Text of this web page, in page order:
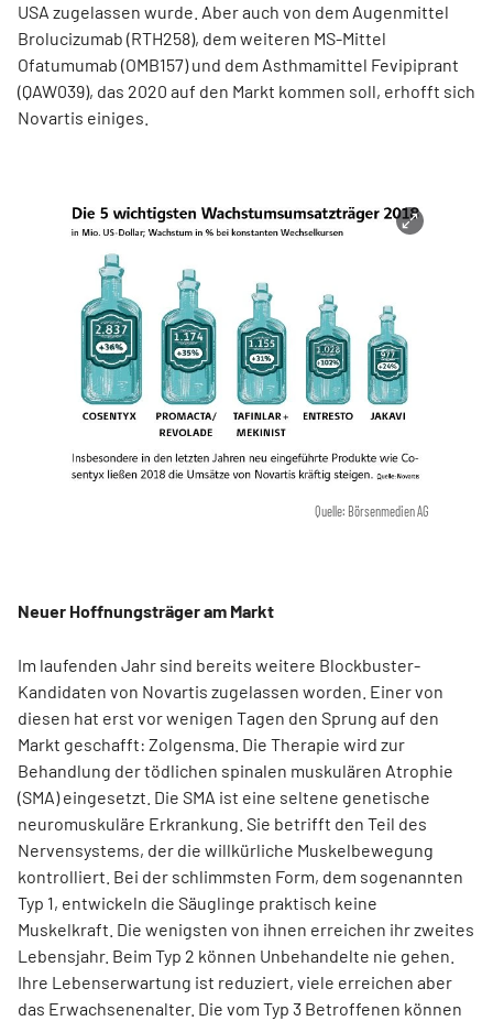
USA zugelassen wurde. Aber auch von dem Augenmittel
Brolucizumab (RTH258), dem weiteren MS-Mittel
Ofatumumab (OMB157) und dem Asthmamittel Fevipiprant
(QAW039), das 2020 auf den Markt kommen soll, erhofft sich
Novartis einiges.
Quelle: Börsenmedien AG
Neuer Hoffnungsträger am Markt
Im laufenden Jahr sind bereits weitere Blockbuster-
Kandidaten von Novartis zugelassen worden. Einer von
diesen hat erst vor wenigen Tagen den Sprung auf den
Markt geschafft: Zolgensma. Die Therapie wird zur
Behandlung der tödlichen spinalen muskulären Atrophie
(SMA) eingesetzt. Die SMA ist eine seltene genetische
neuromuskuläre Erkrankung. Sie betrifft den Teil des
Nervensystems, der die willkürliche Muskelbewegung
kontrolliert. Bei der schlimmsten Form, dem sogenannten
Typ 1, entwickeln die Säuglinge praktisch keine
Muskelkraft. Die wenigsten von ihnen erreichen ihr zweites
Lebensjahr. Beim Typ 2 können Unbehandelte nie gehen.
Ihre Lebenserwartung ist reduziert, viele erreichen aber
das Erwachsenenalter. Die vom Typ 3 Betroffenen können